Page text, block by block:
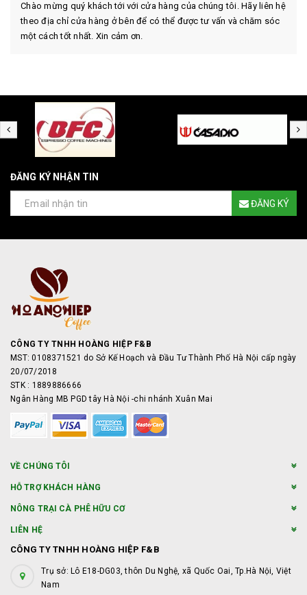
Chào mừng quý khách tới với cửa hàng của chúng tôi. Hãy liên hệ
theo địa chỉ cửa hàng ở bên để có thể được tư vấn và chăm sóc
một cách tốt nhất. Xin cảm ơn.
ĐĂNG KÝ NHẬN TIN
ĐĂNG KÝ
CÔNG TY TNHH HOÀNG HIỆP F&B
MST: 0108371521 do Sở Kế Hoạch và Đầu Tư Thành Phố Hà Nội cấp ngày
20/07/2018
STK : 1889886666
Ngân Hàng MB PGD tây Hà Nội -chi nhánh Xuân Mai
VỀ CHÚNG TÔI
HỖ TRỢ KHÁCH HÀNG
NÔNG TRẠI CÀ PHÊ HỮU CƠ
LIÊN HỆ
CÔNG TY TNHH HOÀNG HIỆP F&B
Trụ sở: Lô E18-DG03, thôn Du Nghệ, xã Quốc Oai, Tp.Hà Nội, Việt
Nam